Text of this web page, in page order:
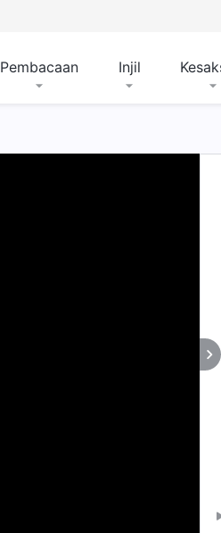
Pembacaan Injil